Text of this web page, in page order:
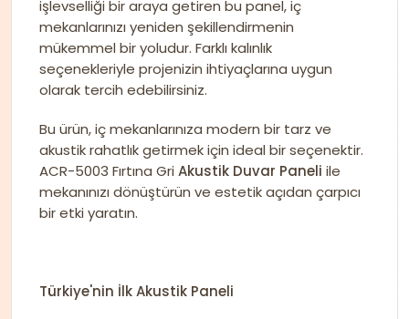
işlevselliği bir araya getiren bu panel, iç
mekanlarınızı yeniden şekillendirmenin
mükemmel bir yoludur. Farklı kalınlık
seçenekleriyle projenizin ihtiyaçlarına uygun
olarak tercih edebilirsiniz.
Bu ürün, iç mekanlarınıza modern bir tarz ve
akustik rahatlık getirmek için ideal bir seçenektir.
ACR-5003 Fırtına Gri Akustik Duvar Paneli ile
mekanınızı dönüştürün ve estetik açıdan çarpıcı
bir etki yaratın.
Türkiye'nin İlk Akustik Paneli